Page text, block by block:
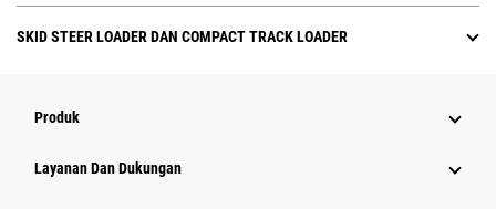
SKID STEER LOADER DAN COMPACT TRACK LOADER
Produk
Layanan Dan Dukungan